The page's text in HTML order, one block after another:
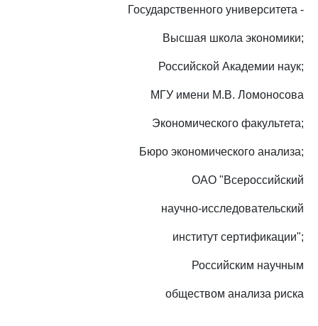
Государственного университета -
Высшая школа экономики;
Российской Академии наук;
МГУ имени М.В. Ломоносова
Экономического факультета;
Бюро экономического анализа;
ОАО "Всероссийский
научно-исследовательский
институт сертификации";
Российским научным
обществом анализа риска